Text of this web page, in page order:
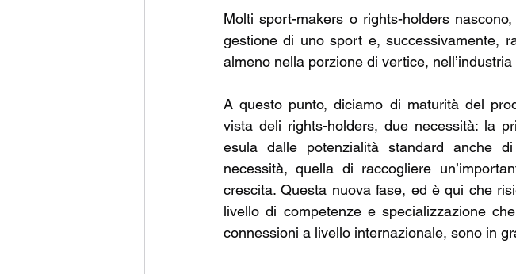
Molti sport-makers o rights-holders
gestione di uno sport e, successivamente,
almeno nella porzione di vertice, nell’industria
A questo punto, diciamo di maturità del
vista deli rights-holders, due necessità: la
esula dalle potenzialità standard anche
necessità, quella di raccogliere
crescita. Questa nuova fase, ed è qui che
livello di competenze e specializzazione
connessioni a livello internazionale, sono in